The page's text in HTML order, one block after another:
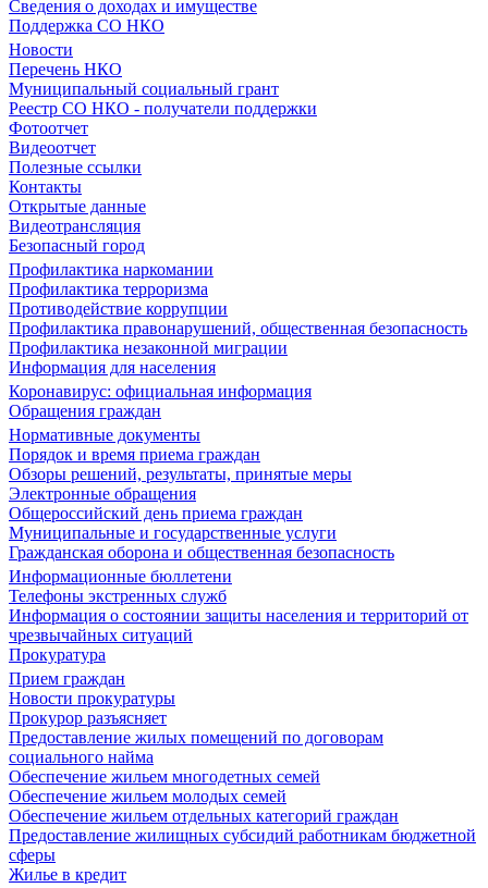
Сведения о доходах и имуществе
Поддержка СО НКО
Новости
Перечень НКО
Муниципальный социальный грант
Реестр СО НКО - получатели поддержки
Фотоотчет
Видеоотчет
Полезные ссылки
Контакты
Открытые данные
Видеотрансляция
Безопасный город
Профилактика наркомании
Профилактика терроризма
Противодействие коррупции
Профилактика правонарушений, общественная безопасность
Профилактика незаконной миграции
Информация для населения
Коронавирус: официальная информация
Обращения граждан
Нормативные документы
Порядок и время приема граждан
Обзоры решений, результаты, принятые меры
Электронные обращения
Общероссийский день приема граждан
Муниципальные и государственные услуги
Гражданская оборона и общественная безопасность
Информационные бюллетени
Телефоны экстренных служб
Информация о состоянии защиты населения и территорий от
чрезвычайных ситуаций
Прокуратура
Прием граждан
Новости прокуратуры
Прокурор разъясняет
Предоставление жилых помещений по договорам
социального найма
Обеспечение жильем многодетных семей
Обеспечение жильем молодых семей
Обеспечение жильем отдельных категорий граждан
Предоставление жилищных субсидий работникам бюджетной
сферы
Жилье в кредит